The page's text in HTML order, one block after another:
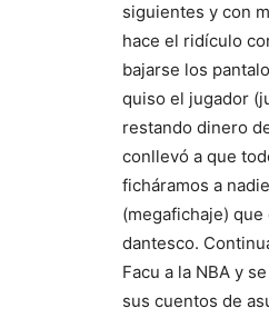
siguientes y con
hace el ridículo
bajarse los
quiso el jugador
restando dinero
conllevó a que
ficháramos a
(megafichaje) que
dantesco.
Facu a la NBA y
sus cuentos de